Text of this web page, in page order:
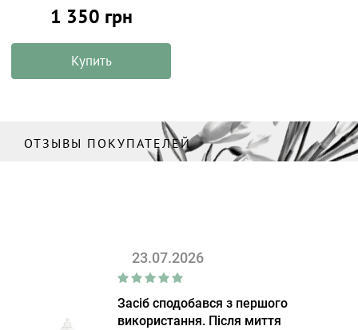
1 350 грн
Купить
ОТЗЫВЫ ПОКУПАТЕЛЕЙ
23.07.2026
Засіб сподобався з першого
використання. Після миття